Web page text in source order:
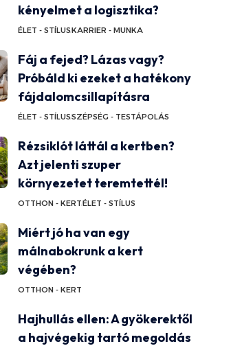
kényelmet a logisztika?
ÉLET - STÍLUSKARRIER - MUNKA
Fáj a fejed? Lázas vagy?
Próbáld ki ezeket a hatékony
fájdalomcsillapításra
ÉLET - STÍLUSSZÉPSÉG - TESTÁPOLÁS
Rézsiklót láttál a kertben?
Azt jelenti szuper
környezetet teremtettél!
OTTHON - KERTÉLET - STÍLUS
Miért jó ha van egy
málnabokrunk a kert
végében?
OTTHON - KERT
Hajhullás ellen: A gyökerektől
a hajvégekig tartó megoldás